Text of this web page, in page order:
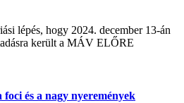
lépés, hogy 2024. december 13-án
került a MÁV ELŐRE
és a nagy nyeremények